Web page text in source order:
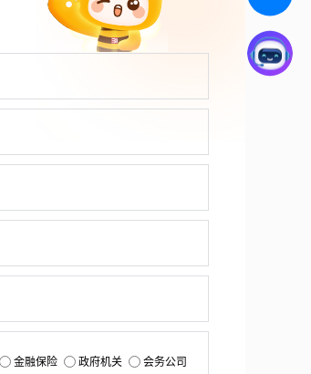
金融保险 政府机关
会务公司